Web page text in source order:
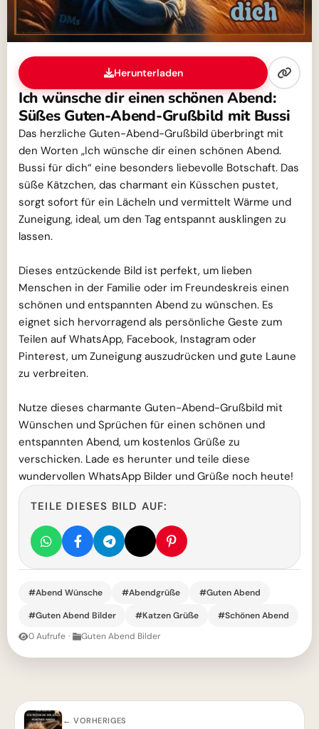
Herunterladen
Ich wünsche dir einen schönen Abend:
Süßes Guten-Abend-Grußbild mit Bussi
Das herzliche Guten-Abend-Grußbild überbringt mit
den Worten „Ich wünsche dir einen schönen Abend.
Bussi für dich“ eine besonders liebevolle Botschaft. Das
süße Kätzchen, das charmant ein Küsschen pustet,
sorgt sofort für ein Lächeln und vermittelt Wärme und
Zuneigung, ideal, um den Tag entspannt ausklingen zu
lassen.
Dieses entzückende Bild ist perfekt, um lieben
Menschen in der Familie oder im Freundeskreis einen
schönen und entspannten Abend zu wünschen. Es
eignet sich hervorragend als persönliche Geste zum
Teilen auf WhatsApp, Facebook, Instagram oder
Pinterest, um Zuneigung auszudrücken und gute Laune
zu verbreiten.
Nutze dieses charmante Guten-Abend-Grußbild mit
Wünschen und Sprüchen für einen schönen und
entspannten Abend, um kostenlos Grüße zu
verschicken. Lade es herunter und teile diese
wundervollen WhatsApp Bilder und Grüße noch heute!
TEILE DIESES BILD AUF:
#Abend Wünsche #Abendgrüße
#Guten Abend
#Guten Abend Bilder
#Katzen Grüße
#Schönen Abend
0 Aufrufe · Guten Abend Bilder
← VORHERIGES